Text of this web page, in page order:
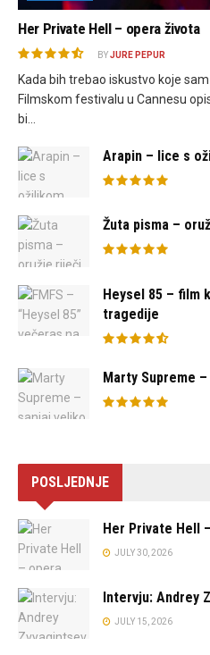
Her Private Hell – opera života
BYJURE PEPUR
Kada bih trebao iskustvo koje
Filmskom festivalu u Cannesu
bi...
Arapin – lice s
Žuta pisma –
Heysel 85 – film
tragedije
Marty Supreme
POSLJEDNJE
Her Private Hell
JULY 30, 2026
Intervju: Andrey
JULY 15, 2026